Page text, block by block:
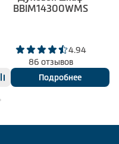
BBIM14300WMS
4.94
86 отзывов
Подробнее